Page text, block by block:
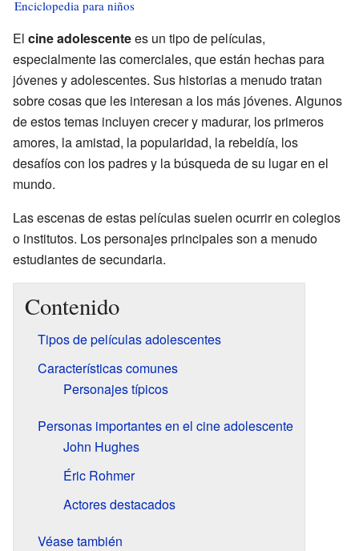
Enciclopedia para niños
El cine adolescentees un tipo de películas,
especialmente las comerciales, que están hechas para
jóvenes y adolescentes. Sus historias a menudo tratan
sobre cosas que les interesan a los más jóvenes. Algunos
de estos temas incluyen crecer y madurar, los primeros
amores, la amistad, la popularidad, la rebeldía, los
desafíos con los padres y la búsqueda de su lugar en el
mundo.
Las escenas de estas películas suelen ocurrir en colegios
o institutos. Los personajes principales son a menudo
estudiantes de secundaria.
Contenido
Tipos de películas adolescentes
Características comunes
Personajes típicos
Personas importantes en el cine adolescente
John Hughes
Éric Rohmer
Actores destacados
Véase también